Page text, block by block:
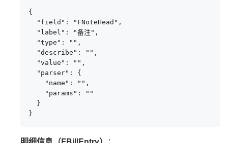
{
  "field": "FNoteHead",
  "label": "备注",
  "type": "",
  "describe": "",
  "value": "",
  "parser": {
    "name": "",
    "params": ""
  }
}